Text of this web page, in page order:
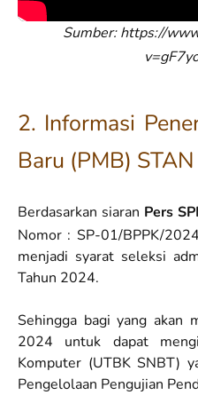
Sumber: https://
2. Informasi
Baru (PMB)
Berdasarkan siaran Pers
Nomor : SP-01/BPPK/
menjadi syarat seleksi
Tahun 2024.
Sehingga bagi yang akan
2024 untuk dapat
Komputer (UTBK SNBT)
Pengelolaan Pengujian